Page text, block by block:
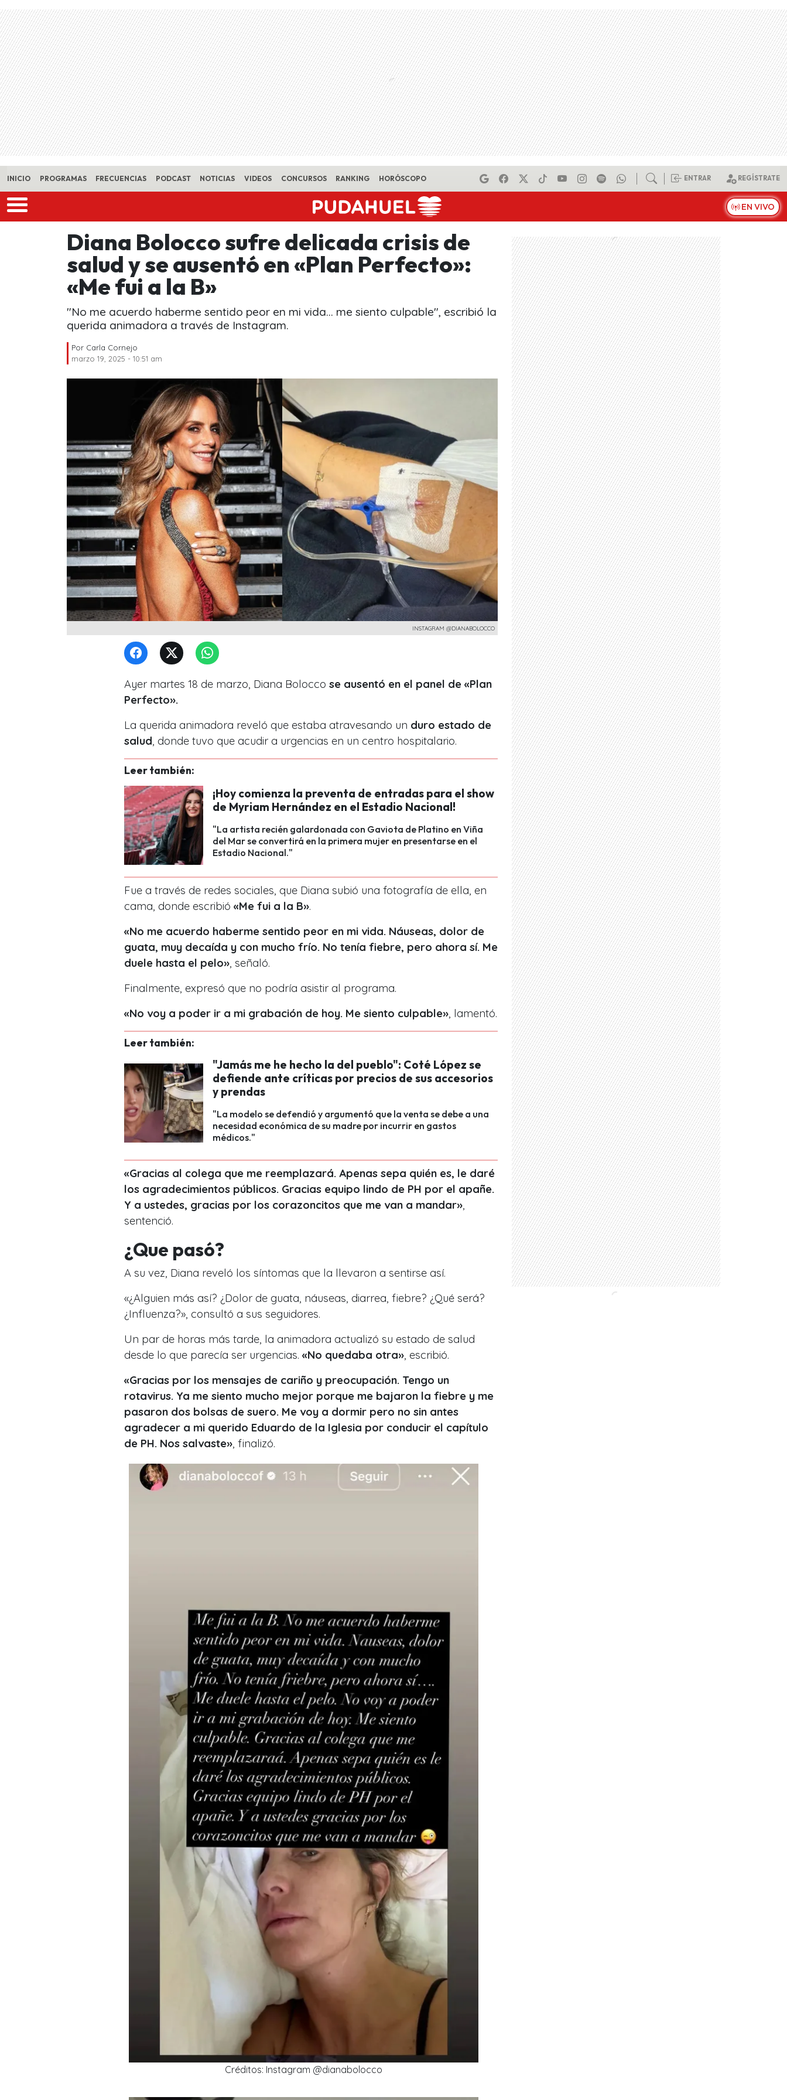
Skip to main content
INICIO PROGRAMAS FRECUENCIAS PODCAST NOTICIAS VIDEOS CONCURSOS RANKING HORÓSCOPO ENTRAR REGÍSTRATE
EN VIVO
Diana Bolocco sufre delicada crisis de
salud y se ausentó en «Plan Perfecto»:
«Me fui a la B»
"No me acuerdo haberme sentido peor en mi vida... me siento culpable", escribió la
querida animadora a través de Instagram.
Por Carla Cornejo
marzo 19, 2025 - 10:51 am
INSTAGRAM @DIANABOLOCCO
Ayer martes 18 de marzo, Diana Bolocco se ausentó en el panel de «Plan
Perfecto».
La querida animadora reveló que estaba atravesando un duro estado de
salud , donde tuvo que acudir a urgencias en un centro hospitalario.
Leer también:
¡Hoy comienza la preventa de entradas para el show
de Myriam Hernández en el Estadio Nacional!
"La artista recién galardonada con Gaviota de Platino en Viña
del Mar se convertirá en la primera mujer en presentarse en el
Estadio Nacional."
Fue a través de redes sociales, que Diana subió una fotografía de ella, en
cama, donde escribió «Me fui a la B».
«No me acuerdo haberme sentido peor en mi vida. Náuseas, dolor de
guata, muy decaída y con mucho frío. No tenía fiebre, pero ahora sí. Me
duele hasta el pelo» , señaló.
Finalmente, expresó que no podría asistir al programa.
«No voy a poder ir a mi grabación de hoy. Me siento culpable» , lamentó.
Leer también:
"Jamás me he hecho la del pueblo": Coté López se
defiende ante críticas por precios de sus accesorios
y prendas
"La modelo se defendió y argumentó que la venta se debe a una
necesidad económica de su madre por incurrir en gastos
médicos."
«Gracias al colega que me reemplazará. Apenas sepa quién es, le daré
los agradecimientos públicos. Gracias equipo lindo de PH por el apañe.
Y a ustedes, gracias por los corazoncitos que me van a mandar»
sentenció.
¿Que pasó?
A su vez, Diana reveló los síntomas que la llevaron a sentirse así.
«¿Alguien más así? ¿Dolor de guata, náuseas, diarrea, fiebre? ¿Qué será?
¿Influenza?», consultó a sus seguidores.
Un par de horas más tarde, la animadora actualizó su estado de salud
desde lo que parecía ser urgencias. «No quedaba otra» , escribió.
«Gracias por los mensajes de cariño y preocupación. Tengo un
rotavirus. Ya me siento mucho mejor porque me bajaron la fiebre y me
pasaron dos bolsas de suero. Me voy a dormir pero no sin antes
agradecer a mi querido Eduardo de la Iglesia por conducir el capítulo
de PH. Nos salvaste» , finalizó.
Créditos: Instagram @dianabolocco